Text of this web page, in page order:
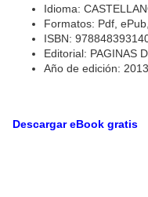
Idioma:
Formatos: Pdf,
ISBN:
Editorial: PAGINAS
Año de edición: 2013
Descargar eBook gratis